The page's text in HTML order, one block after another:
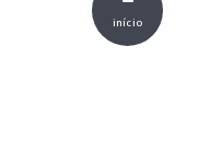
início